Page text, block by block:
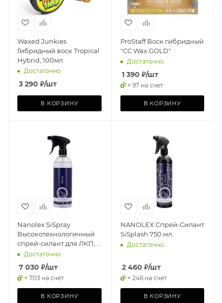
Waxed Junkies
Гибридный воск Tropical
Hybrid, 100мл
Достаточно
3 290 ₽/шт
В КОРЗИНУ
ProStaff Воск гибридный
"СС Wax GOLD"
Достаточно
1 390 ₽/шт
+ 97 на счет
В КОРЗИНУ
Nanolex SiSpray
Высокотехнологичный
спрей-силант для ЛКП, с
долгосрочным
защитным эффектом
750мл
Достаточно
7 030 ₽/шт
+ 703 на счет
В КОРЗИНУ
NANOLEX Спрей-Силант
SiSplash 750 мл
Достаточно
2 460 ₽/шт
+ 246 на счет
В КОРЗИНУ